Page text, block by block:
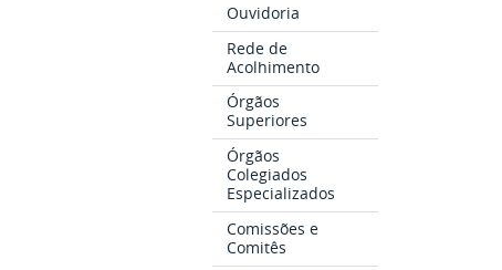
Ouvidoria
Rede de
Acolhimento
Órgãos
Superiores
Órgãos
Colegiados
Especializados
Comissões e
Comitês